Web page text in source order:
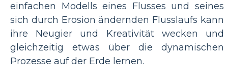
einfachen Modells eines Flusses und seines
sich durch Erosion ändernden Flusslaufs kann
ihre Neugier und Kreativität wecken und
gleichzeitig etwas über die dynamischen
Prozesse auf der Erde lernen.